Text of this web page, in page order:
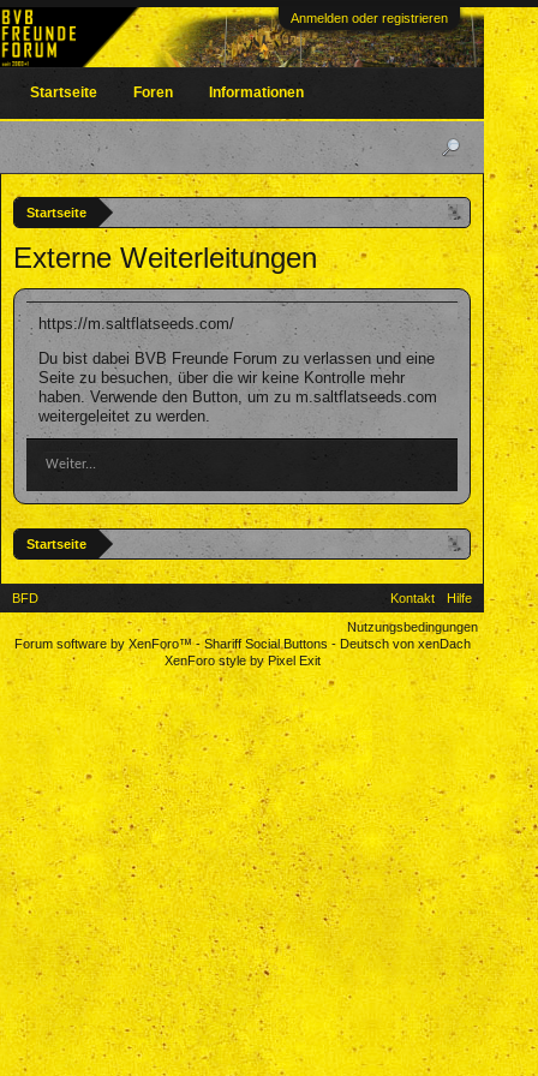
Anmelden oder registrieren
Startseite
Externe Weiterleitungen
https://m.saltflatseeds.com/
Du bist dabei BVB Freunde Forum zu verlassen und eine
Seite zu besuchen, über die wir keine Kontrolle mehr
haben. Verwende den Button, um zu m.saltflatseeds.com
weitergeleitet zu werden.
Weiter...
Startseite
Startseite Foren Informationen
BFD Kontakt
Hilfe
Nutzungsbedingungen
Forum software by XenForo™-Shariff Social Buttons- Deutsch von xenDach
XenForo style by Pixel Exit